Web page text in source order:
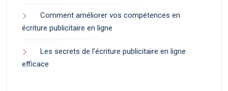
Comment améliorer vos compétences en
écriture publicitaire en ligne
Les secrets de l’écriture publicitaire en ligne
efficace